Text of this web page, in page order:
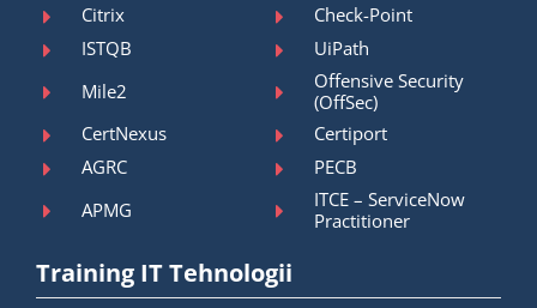
Citrix
Check-Point
ISTQB
UiPath
Mile2
Offensive Security
(OffSec)
CertNexus
Certiport
AGRC
PECB
APMG
ITCE – ServiceNow
Practitioner
Training IT Tehnologii